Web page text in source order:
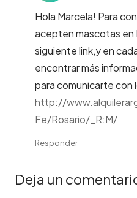
Hola Marcela! Para
acepten mascotas en
siguiente link,y en
encontrar más
para comunicarte con
http://
Fe/Rosario/_R:M/
Responder
Deja un